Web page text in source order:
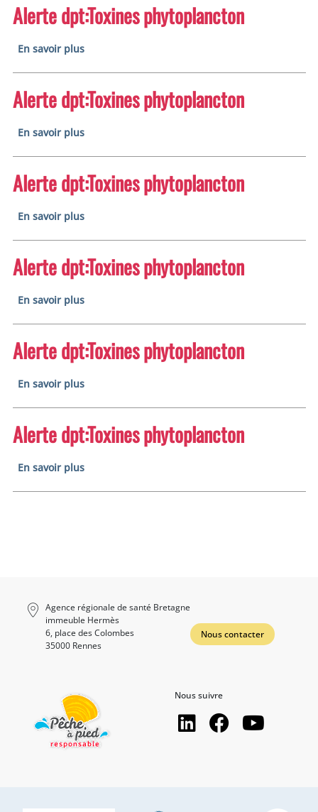
Alerte dpt:Toxines phytoplancton
En savoir plussur Alerte dpt:Toxines phytoplancton
Alerte dpt:Toxines phytoplancton
En savoir plussur Alerte dpt:Toxines phytoplancton
Alerte dpt:Toxines phytoplancton
En savoir plussur Alerte dpt:Toxines phytoplancton
Alerte dpt:Toxines phytoplancton
En savoir plussur Alerte dpt:Toxines phytoplancton
Alerte dpt:Toxines phytoplancton
En savoir plussur Alerte dpt:Toxines phytoplancton
Alerte dpt:Toxines phytoplancton
En savoir plussur Alerte dpt:Toxines phytoplancton
Agence régionale de santé Bretagne
immeuble Hermès
6, place des Colombes
35000 Rennes
Nous contacter
Nous suivre